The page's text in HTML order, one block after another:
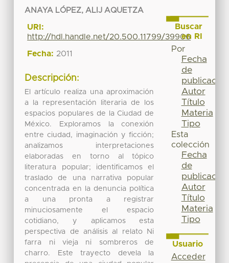
ANAYA LÓPEZ, ALIJ AQUETZA
URI:
http://hdl.handle.net/20.500.11799/39906
Fecha: 2011
Descripción:
El artículo realiza una aproximación
a la representación literaria de los
espacios populares de la Ciudad de
México. Exploramos la conexión
entre ciudad, imaginación y ficción;
analizamos interpretaciones
elaboradas en torno al tópico
literatura popular; identificamos el
traslado de una narrativa popular
concentrada en la denuncia política
a una pronta a registrar
minuciosamente el espacio
cotidiano, y aplicamos esta
perspectiva de análisis al relato Ni
farra ni vieja ni sombreros de
charro. Este trayecto devela la
Buscar
en RI
Por
Fecha
de
publicación
Autor
Título
Materia
Tipo
Esta
colección
Fecha
de
publicación
Autor
Título
Materia
Tipo
Usuario
Acceder